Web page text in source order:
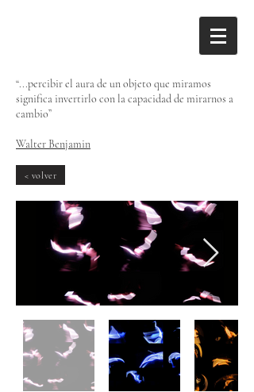
“...percibir el aura de un objeto que miramos
significa invertirlo con la capacidadde mirarnos a
cambio”
Walter Benjamin
< volver